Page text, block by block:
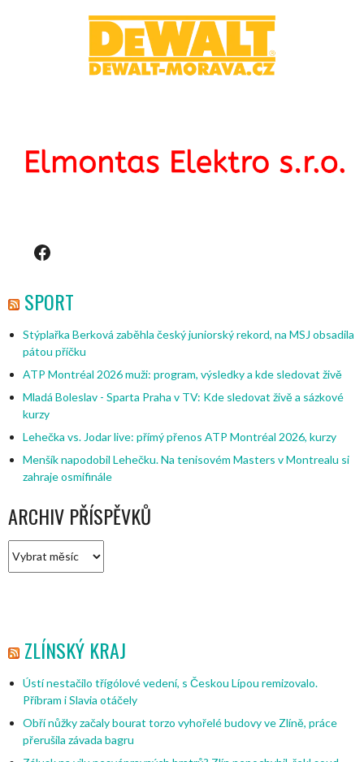
Facebook
SPORT
Stýplařka Berková zaběhla český juniorský rekord, na MSJ obsadila
pátou příčku
ATP Montréal 2026 muži: program, výsledky a kde sledovat živě
Mladá Boleslav - Sparta Praha v TV: Kde sledovat živě a sázkové
kurzy
Lehečka vs. Jodar live: přímý přenos ATP Montréal 2026, kurzy
Menšík napodobil Lehečku. Na tenisovém Masters v Montrealu si
zahraje osmifinále
ARCHIV PŘÍSPĚVKŮ
příspěvků
ZLÍNSKÝ KRAJ
Ústí nestačilo třígólové vedení, s Českou Lípou remizovalo.
Příbram i Slavia otáčely
Obří nůžky začaly bourat torzo vyhořelé budovy ve Zlíně, práce
přerušila závada bagru